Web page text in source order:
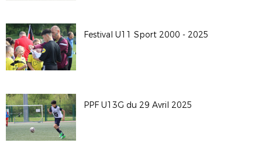
Festival U11 Sport 2000 - 2025
PPF U13G du 29 Avril 2025